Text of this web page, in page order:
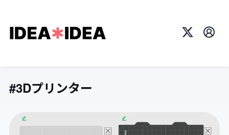
X プロ
#3Dプリンター